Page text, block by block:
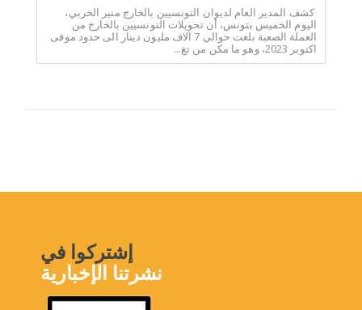
كشف المدير العام لديوان التونسيين بالخارج منير الخربي،
اليوم الخميس بتونس، أن تحويلات التونسيين بالخارج من
العملة الصعبة بلغت حوالي 7 الاف مليون دينار الى حدود موفى
اكتوبر 2023، وهو ما مكن من تغ...
إشتركوا في
نشرتنا الإخبارية